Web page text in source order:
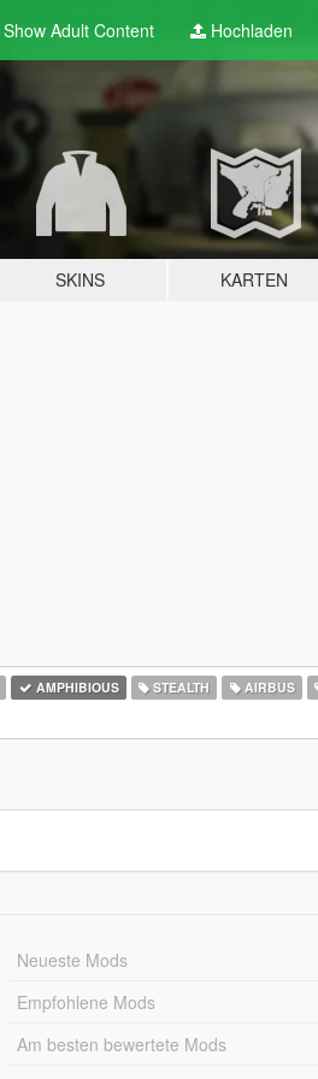
Show Adult Content Hochladen
SKINS KARTEN
AMPHIBIOUS STEALTH AIRBUS
Neueste Mods
Empfohlene Mods
Am besten bewertete Mods